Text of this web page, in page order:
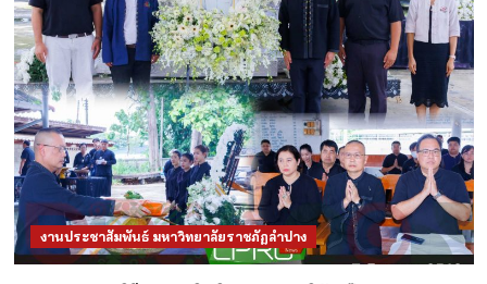
งานประชาสัมพันธ์ มหาวิทยาลัยราชภัฏลำปาง